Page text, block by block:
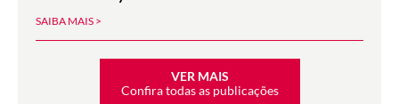
SAIBA MAIS >
VER MAIS
Confira todas as publicações